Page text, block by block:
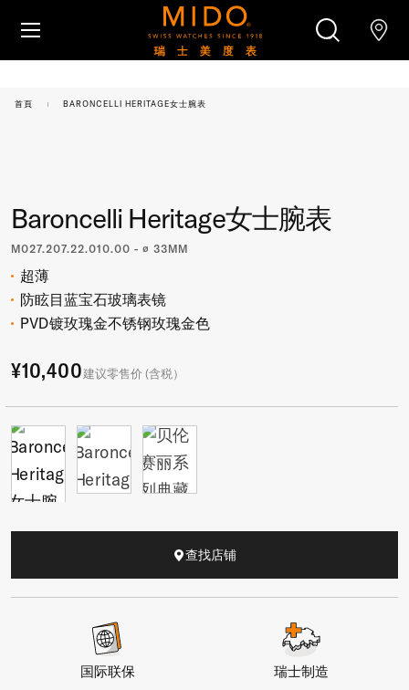
腕表
首頁 BARONCELLI HERITAGE女士腕表
Baroncelli Heritage女士腕表
M027.207.22.010.00 - ∅ 33MM
超薄
防眩目蓝宝石玻璃表镜
PVD镀玫瑰金不锈钢玫瑰金色
¥10,400建议零售价 (含税）
查找店铺
国际联保 瑞士制造